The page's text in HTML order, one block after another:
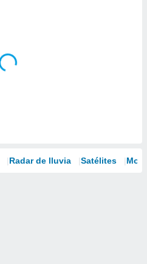
Radar de lluvia Satélites